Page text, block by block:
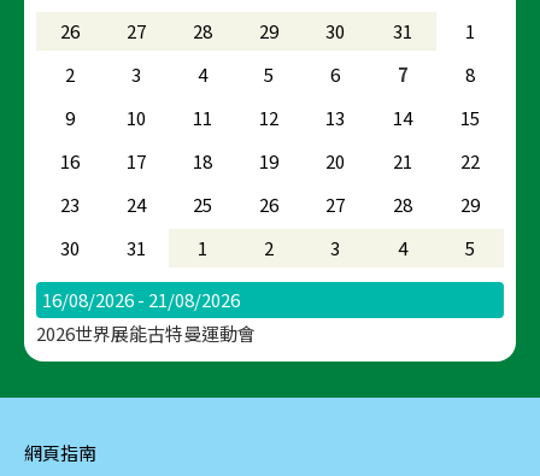
26 27 28 29 30 31
1
2
3 4 5 6 7
8
9
10 11 12 13 14
15
16
17 18 19 20 21
22
23
24 25 26 27 28
29
30
31 1 2 3 4 5
16/08/2026 - 21/08/2026
2026世界展能古特曼運動會
網頁指南